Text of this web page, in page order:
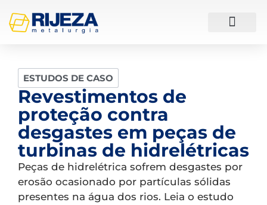
ESTUDOS DE CASO
Revestimentos de
proteção contra
desgastes em peças de
turbinas de hidrelétricas
Peças de hidrelétrica sofrem desgastes por
erosão ocasionado por partículas sólidas
presentes na água dos rios. Leia o estudo